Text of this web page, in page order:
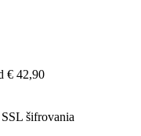
€ 42,90
šifrovania